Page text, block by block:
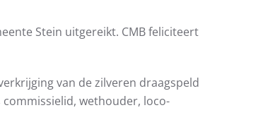
Stein uitgereikt. CMB feliciteert
van de zilveren draagspeld
wethouder, loco-